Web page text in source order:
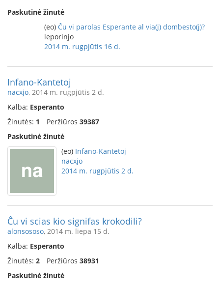
Paskutinė žinutė
(eo) Ĉu vi parolas Esperante al via(j) dombesto(j)?
leporinjo
2014 m. rugpjūtis 16 d.
Infano-Kantetoj
nacxjo, 2014 m. rugpjūtis 2 d.
Kalba: Esperanto
Žinutės: 1 Peržiūros 39387
Paskutinė žinutė
(eo) Infano-Kantetoj
nacxjo
2014 m. rugpjūtis 2 d.
Ĉu vi scias kio signifas krokodili?
alonsososo, 2014 m. liepa 15 d.
Kalba: Esperanto
Žinutės: 2 Peržiūros 38931
Paskutinė žinutė